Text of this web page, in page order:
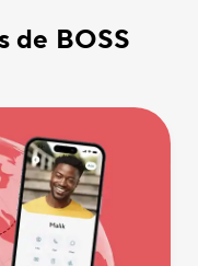
de BOSS